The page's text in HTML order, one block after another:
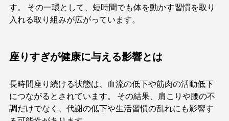
す。 その一環として、短時間でも体を動かす習慣を取り
入れる取り組みが広がっています。
座りすぎが健康に与える影響とは
長時間座り続ける状態は、血流の低下や筋肉の活動低下
につながるとされています。 その結果、肩こりや腰の不
調だけでなく、代謝の低下や生活習慣の乱れにも影響す